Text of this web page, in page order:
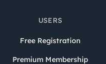
USERS
Free Registration
Premium Membership